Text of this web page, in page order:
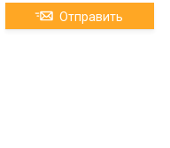
3-4 НЕДЕЛИ
E58SC10-200-3-V-24
Отправить